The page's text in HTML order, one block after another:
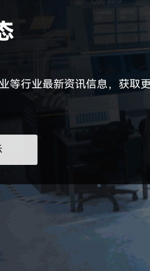
等行业最新资讯信息，获取